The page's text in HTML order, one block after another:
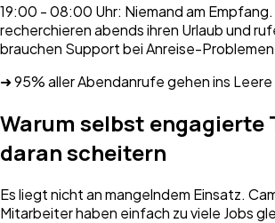
19:00 - 08:00 Uhr: Niemand am
recherchieren abends ihren Urlaub und
brauchen Support bei Anreise-
➜ 95% aller Abendanrufe gehen ins Leere
Warum selbst engagierte
daran scheitern
Es liegt nicht an mangelndem Einsatz.
Mitarbeiter haben einfach zu viele Jobs